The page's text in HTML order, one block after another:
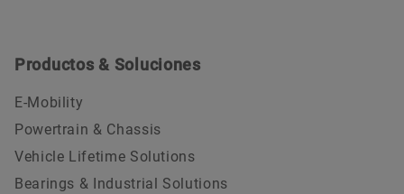
Productos & Soluciones
E-Mobility
Powertrain & Chassis
Vehicle Lifetime Solutions
Bearings & Industrial Solutions